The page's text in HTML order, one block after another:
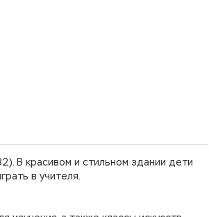
В красивом и стильном здании дети
в учителя.